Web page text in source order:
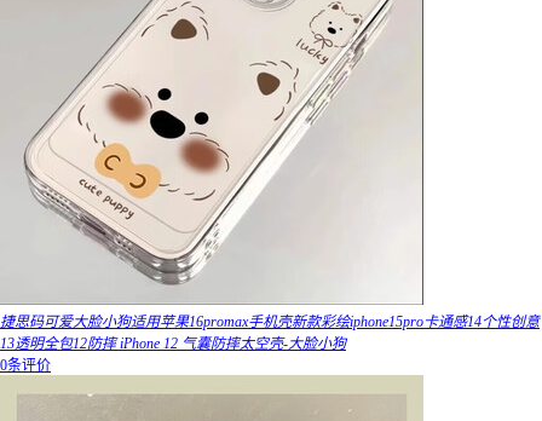
捷思码可爱大脸小狗适用苹果16promax手机壳新款彩绘iphone15pro卡通感14个性创意
13透明全包12防摔 iPhone 12 气囊防摔太空壳-大脸小狗
0条评价